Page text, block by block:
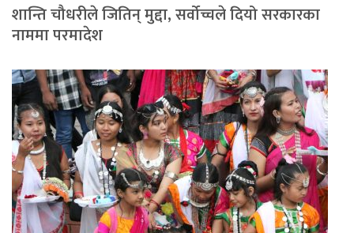
शान्ति चौधरीले जितिन् मुद्दा, सर्वोच्चले दियो सरकारका
नाममा परमादेश